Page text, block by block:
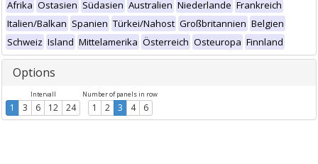
Afrika Ostasien Südasien Australien Niederlande Frankreich
Italien/Balkan Spanien Türkei/Nahost Großbritannien Belgien
Schweiz Island Mittelamerika Österreich Osteuropa Finnland
Options
Intervall
1 3 6 12 24
Number of panels in row
1 2 3 4 6